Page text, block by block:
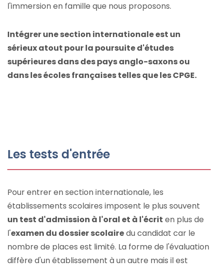
l'immersion en famille que nous proposons.
Intégrer une section internationale est un
sérieux atout pour la poursuite d'études
supérieures dans des pays anglo-saxons ou
dans les écoles françaises telles que les CPGE.
Les tests d'entrée
Pour entrer en section internationale, les
établissements scolaires imposent le plus souvent
un test d'admission à l'oral et à l'écrit en plus de
l'examen du dossier scolairedu candidat car le
nombre de places est limité. La forme de l'évaluation
diffère d'un établissement à un autre mais il est